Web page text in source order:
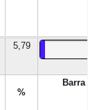
5,79
%
Barra %